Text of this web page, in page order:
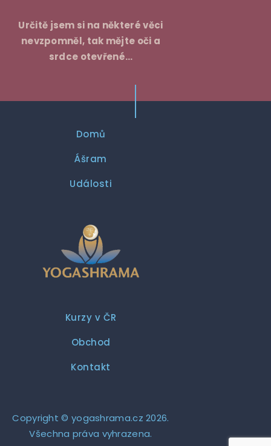
Určitě jsem si na některé věci
nevzpomněl, tak mějte oči a
srdce otevřené…
Domů
Ášram
Události
Kurzy v ČR
Obchod
Kontakt
Copyright © yogashrama.cz 2026.
Všechna práva vyhrazena.